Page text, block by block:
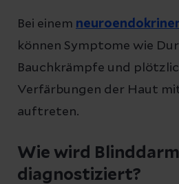
Bei einem
können Symptome wie
Bauchkrämpfe und
Verfärbungen der Haut
auftreten.
Wie wird
diagnostiziert?